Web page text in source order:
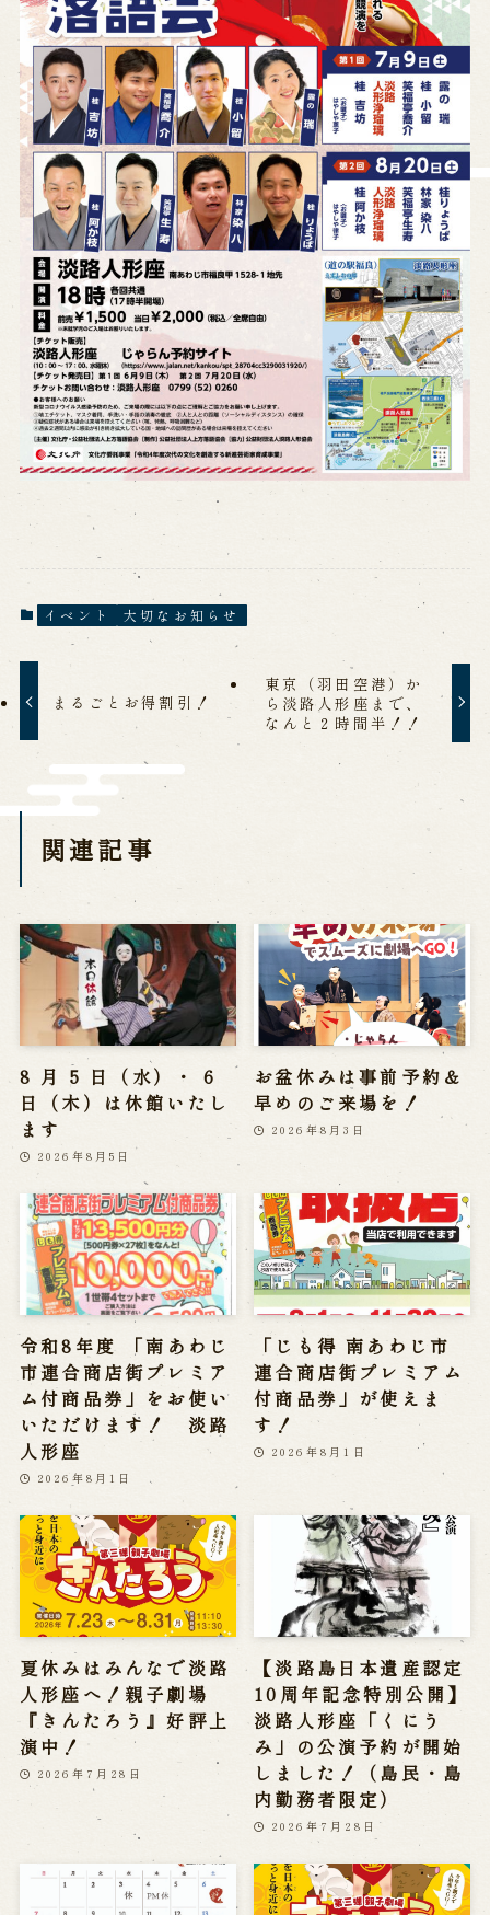
お問い合わせ
よくあるご質問
メールでお問い合わせ
お電話でお問い合わせ
予約
WEB予約
メールフォームから予約
お電話で予約
求人情報
※株式会社うずのくに南あわじの求人情報ページへ移動します
関連施設
通販サイトうずのくに
道の駅うずしお
うずの丘大鳴門橋記念館
イベント 大切なお知らせ
まるごとお得割引！
東京（羽田空港）か
ら淡路人形座まで、
なんと２時間半！！
関連記事
8 月 5 日（水）・ 6
日（木）は休館いたし
ます
2026年8月5日
お盆休みは事前予約＆
早めのご来場を！
2026年8月3日
令和8年度 「南あわじ
市連合商店街プレミア
ム付商品券」をお使い
いただけます！ 淡路
人形座
2026年8月1日
「じも得 南あわじ市
連合商店街プレミアム
付商品券」が使えま
す！
2026年8月1日
夏休みはみんなで淡路
人形座へ！親子劇場
『きんたろう』好評上
演中！
2026年7月28日
【淡路島日本遺産認定
10周年記念特別公開】
淡路人形座「くにう
み」の公演予約が開始
しました！（島民・島
内勤務者限定）
2026年7月28日